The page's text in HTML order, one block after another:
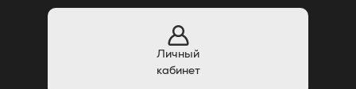
Личный
кабинет